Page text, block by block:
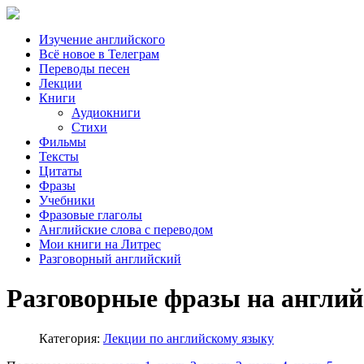
Изучение английского
Всё новое в Телеграм
Переводы песен
Лекции
Книги
Аудиокниги
Стихи
Фильмы
Тексты
Цитаты
Фразы
Учебники
Фразовые глаголы
Английские слова с переводом
Мои книги на Литрес
Разговорный английский
Разговорные фразы на
Категория: Лекции по английскому языку